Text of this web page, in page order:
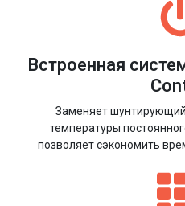
Встроенная
Заменяет
температуры
позволяет сэкономить